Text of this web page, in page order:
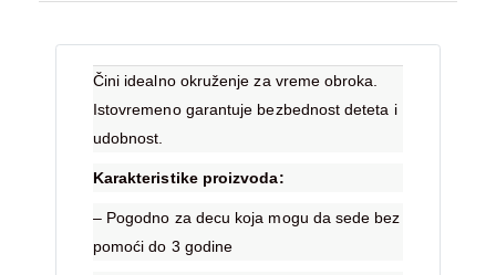
Čini idealno okruženje za vreme obroka.
Istovremeno garantuje bezbednost deteta i
udobnost.
Karakteristike proizvoda:
– Pogodno za decu koja mogu da sede bez
pomoći do 3 godine